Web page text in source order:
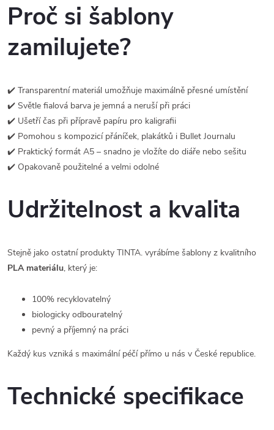
Proč si šablony
zamilujete?
✔️ Transparentní materiál umožňuje maximálně přesné umístění
✔️ Světle fialová barva je jemná a neruší při práci
✔️ Ušetří čas při přípravě papíru pro kaligrafii
✔️ Pomohou s kompozicí přáníček, plakátků i Bullet Journalu
✔️ Praktický formát A5 – snadno je vložíte do diáře nebo sešitu
✔️ Opakovaně použitelné a velmi odolné
Udržitelnost a kvalita
Stejně jako ostatní produkty TINTA. vyrábíme šablony z kvalitního
PLA materiálu, který je:
100% recyklovatelný
biologicky odbouratelný
pevný a příjemný na práci
Každý kus vzniká s maximální péčí přímo u nás v České republice.
Technické specifikace